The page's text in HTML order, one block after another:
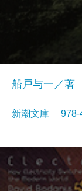
船戸与一／著
新潮文庫